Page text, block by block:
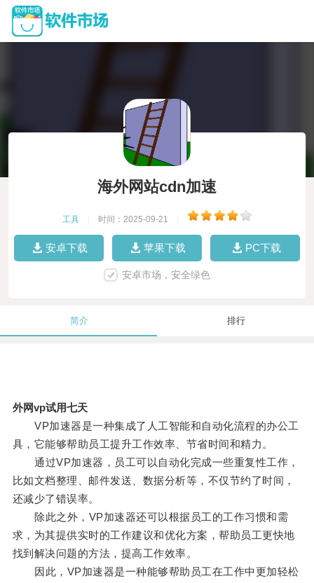
海外网站cdn加速
工具 时间：2025-09-21
安卓下载 苹果下载 PC下载
安卓市场，安全绿色
简介 排行
外网vp试用七天
VP加速器是一种集成了人工智能和自动化流程的办公工
具，它能够帮助员工提升工作效率、节省时间和精力。
通过VP加速器，员工可以自动化完成一些重复性工作，
比如文档整理、邮件发送、数据分析等，不仅节约了时间，
还减少了错误率。
除此之外，VP加速器还可以根据员工的工作习惯和需
求，为其提供实时的工作建议和优化方案，帮助员工更快地
找到解决问题的方法，提高工作效率。
因此，VP加速器是一种能够帮助员工在工作中更加轻松